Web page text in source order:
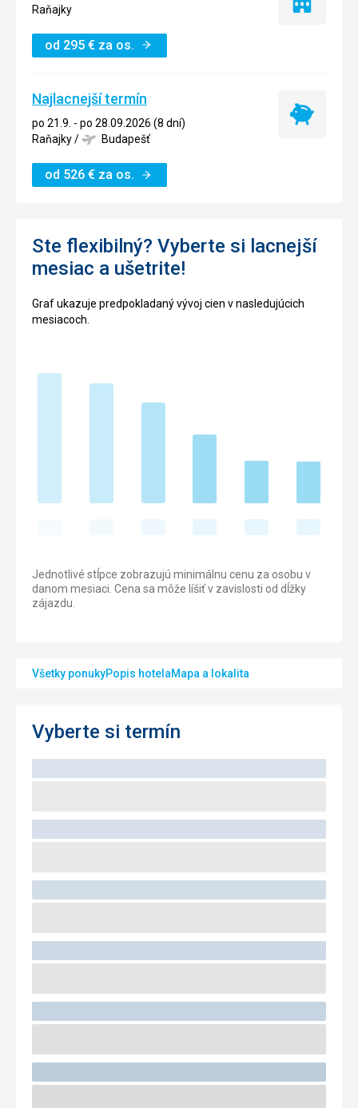
Raňajky
od 295 € za os.
Iba
Najlacnejší termín
po 21.9. - po 28.09.2026 (8 dní)
Raňajky/ Budapešť
od 526 € za os.
Najlacnejší
Ste flexibilný? Vyberte si lacnejší
mesiac a ušetrite!
Graf ukazuje predpokladaný vývoj cien v nasledujúcich
mesiacoch.
Jednotlivé stĺpce zobrazujú minimálnu cenu za osobu v
danom mesiaci. Cena sa môže líšiť v zavislosti od dĺžky
zájazdu.
Všetky ponukyPopis hotelaMapa a lokalita
Vyberte si termín